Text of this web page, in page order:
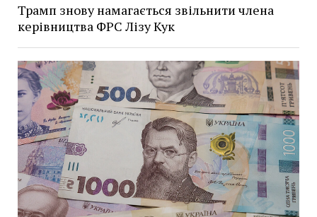
Трамп знову намагається звільнити члена
керівництва ФРС Лізу Кук